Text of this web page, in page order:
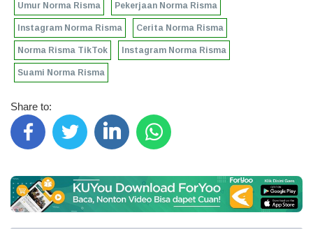
Umur Norma Risma Pekerjaan Norma Risma
Instagram Norma Risma Cerita Norma Risma
Norma Risma TikTok Instagram Norma Risma
Suami Norma Risma
Share to: